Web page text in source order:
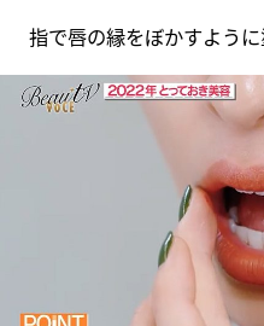
指で唇の縁をぼかすように